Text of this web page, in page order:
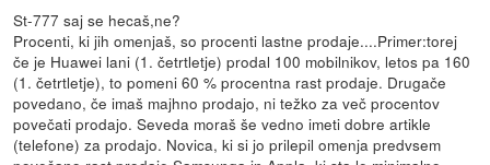
St-777 saj se hecaš,ne?
Procenti, ki jih omenjaš, so procenti lastne prodaje....Primer:torej
če je Huawei lani (1. četrtletje) prodal 100 mobilnikov, letos pa 160
(1. četrtletje), to pomeni 60 % procentna rast prodaje. Drugače
povedano, če imaš majhno prodajo, ni težko za več procentov
povečati prodajo. Seveda moraš še vedno imeti dobre artikle
(telefone) za prodajo. Novica, ki si jo prilepil omenja predvsem